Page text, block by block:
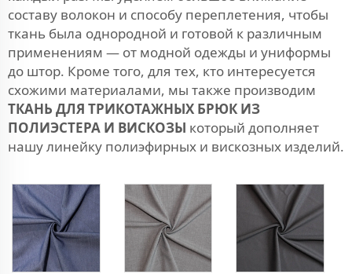
составу волокон и способу переплетения, чтобы
ткань была однородной и готовой к различным
применениям — от модной одежды и униформы
до штор. Кроме того, для тех, кто интересуется
схожими материалами, мы также производим
ТКАНЬ ДЛЯ ТРИКОТАЖНЫХ БРЮК ИЗ
ПОЛИЭСТЕРА И ВИСКОЗЫ который дополняет
нашу линейку полиэфирных и вискозных изделий.